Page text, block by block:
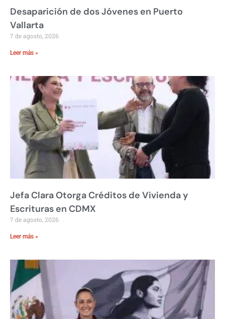
Desaparición de dos Jóvenes en Puerto
Vallarta
7 de agosto, 2026
Leer más »
Jefa Clara Otorga Créditos de Vivienda y
Escrituras en CDMX
7 de agosto, 2026
Leer más »